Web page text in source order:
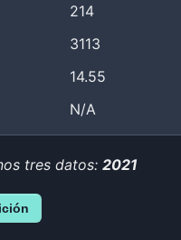
214
3113
14.55
N/A
tres datos: 2021